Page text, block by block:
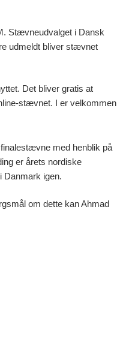
Stævneudvalget i Dansk
udmeldt bliver stævnet
Det bliver gratis at
stævnet. I er velkommen
med henblik på
er årets nordiske
Danmark igen.
om dette kan Ahmad